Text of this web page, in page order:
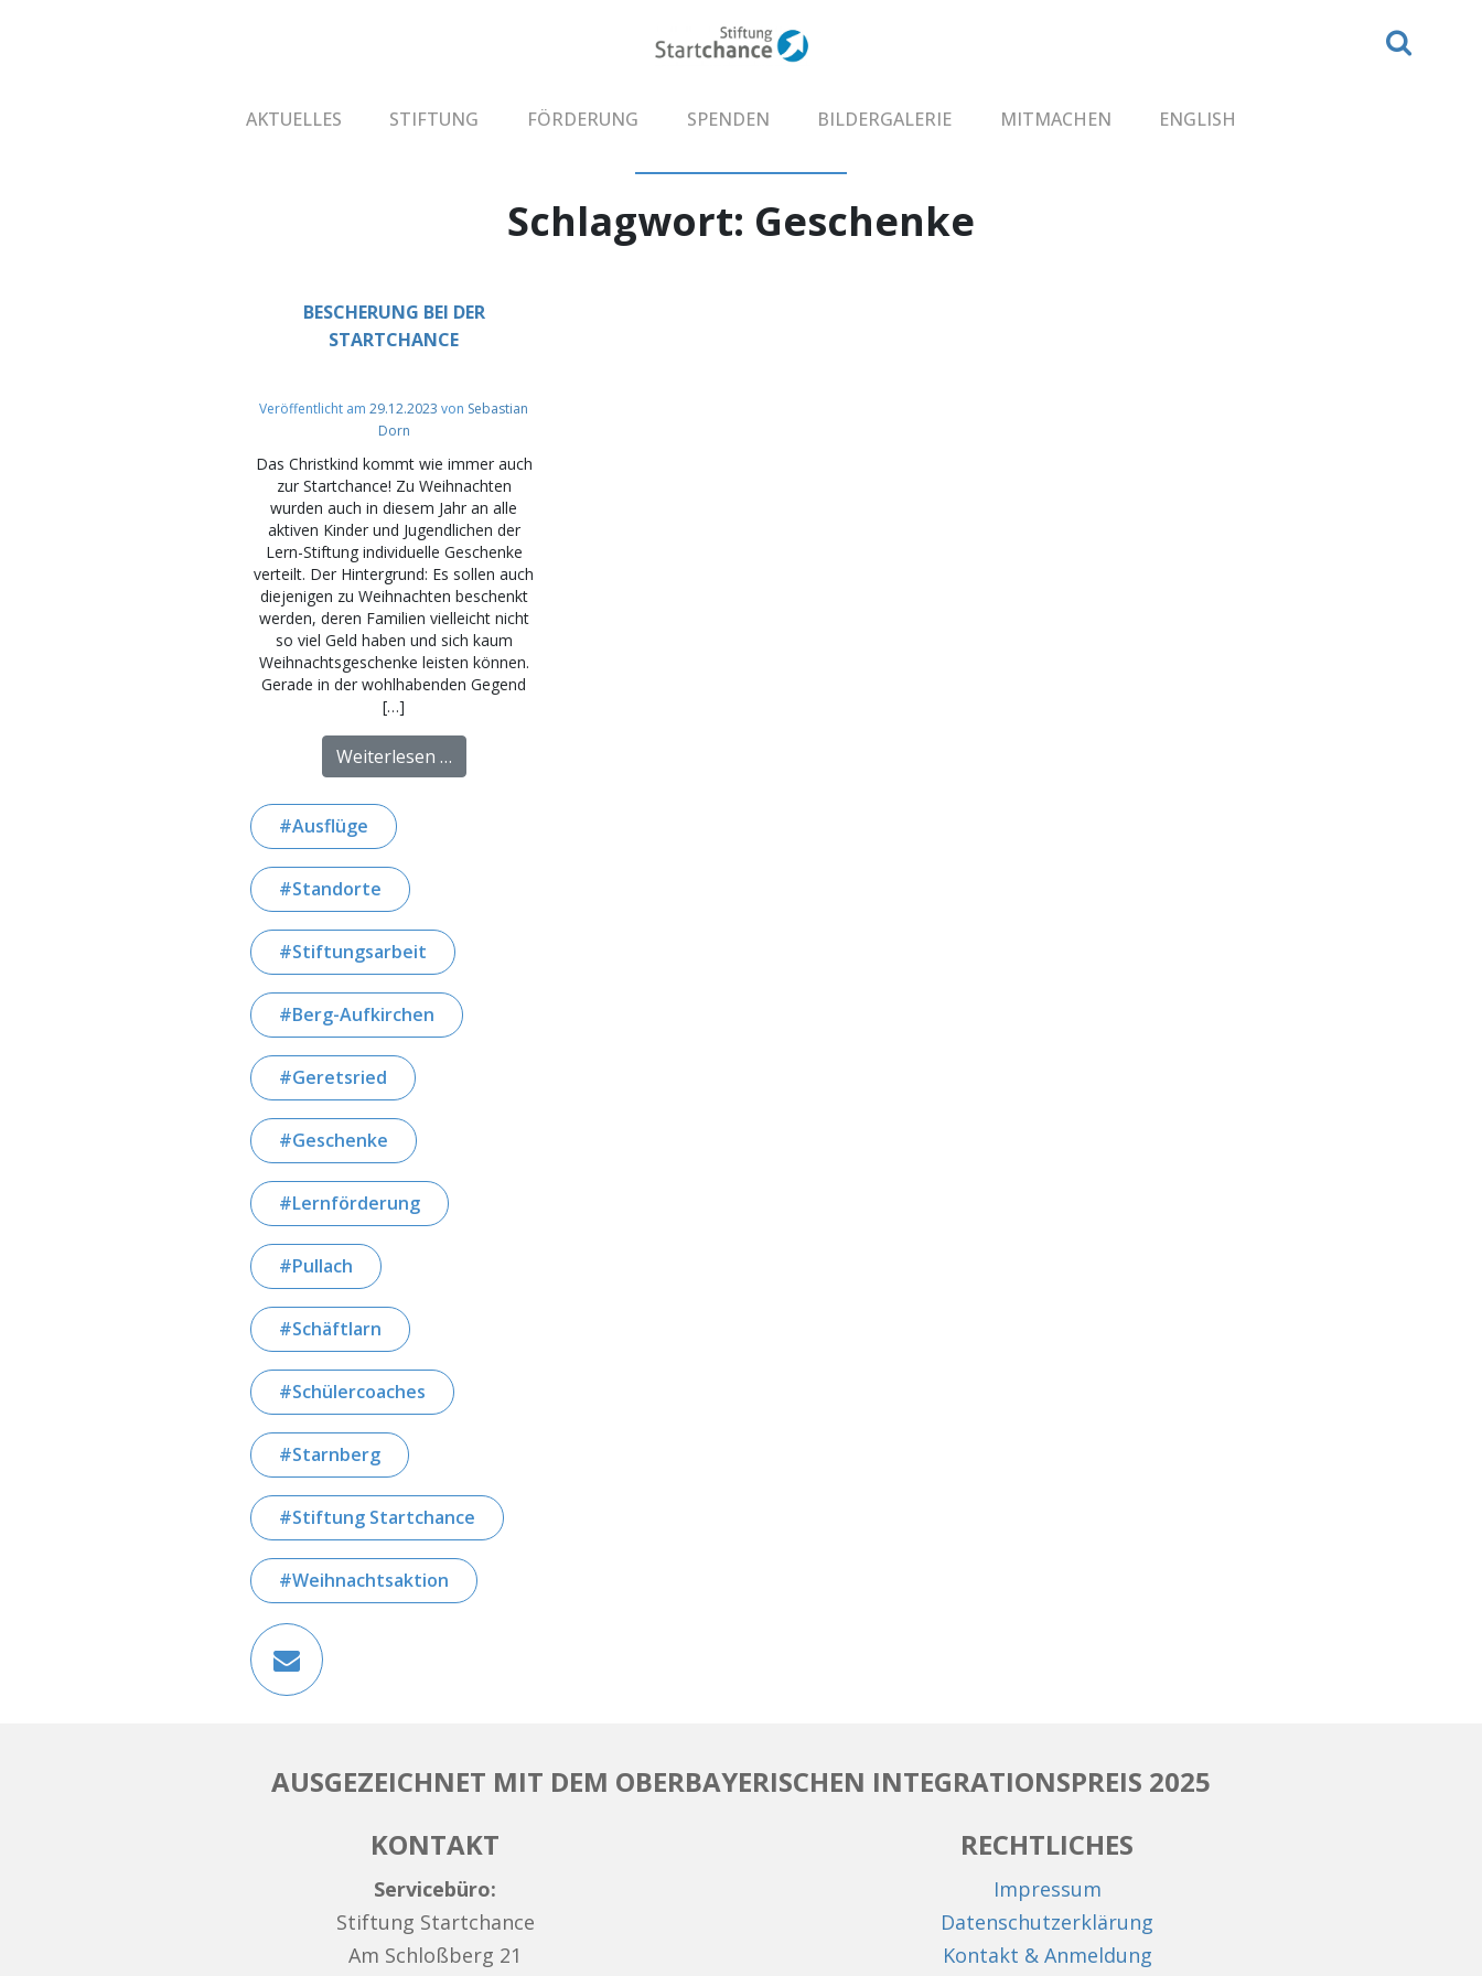
AKTUELLES STIFTUNG FÖRDERUNG SPENDEN BILDERGALERIE MITMACHEN ENGLISH
Schlagwort: Geschenke
BESCHERUNG BEI DER
STARTCHANCE
Veröffentlicht am29.12.2023 von Sebastian
Dorn
Das Christkind kommt wie immer auch
zur Startchance! Zu Weihnachten
wurden auch in diesem Jahr an alle
aktiven Kinder und Jugendlichen der
Lern-Stiftung individuelle Geschenke
verteilt. Der Hintergrund: Es sollen auch
diejenigen zu Weihnachten beschenkt
werden, deren Familien vielleicht nicht
so viel Geld haben und sich kaum
Weihnachtsgeschenke leisten können.
Gerade in der wohlhabenden Gegend
[…]
Weiterlesen …from Bescherung bei der Startchance
Ausflüge
Standorte
Stiftungsarbeit
Berg-Aufkirchen
Geretsried
Geschenke
Lernförderung
Pullach
Schäftlarn
Schülercoaches
Starnberg
Stiftung Startchance
Weihnachtsaktion
AUSGEZEICHNET MIT DEM OBERBAYERISCHEN INTEGRATIONSPREIS 2025
KONTAKT
Servicebüro:
Stiftung Startchance
Am Schloßberg 21
RECHTLICHES
Impressum
Datenschutzerklärung
Kontakt & Anmeldung